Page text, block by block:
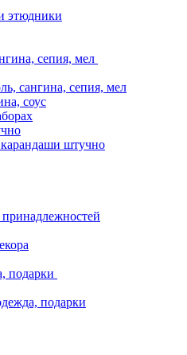
этюдники
сепия, мел
сангина, сепия, мел
соус
штучно
подарки
подарки